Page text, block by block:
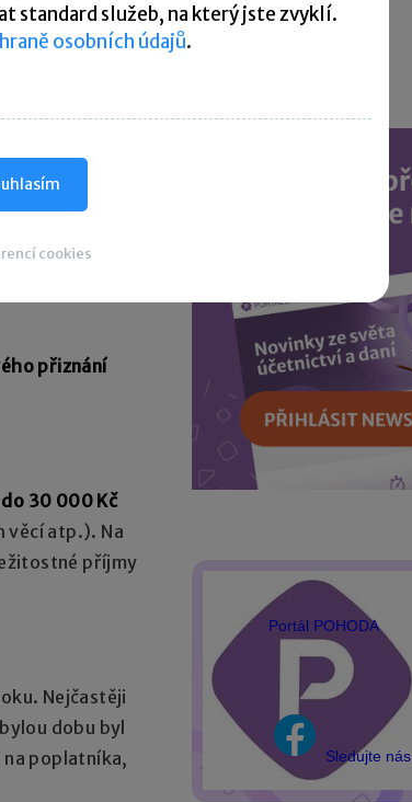
využije
§ 239
pak
přiznání
30 000 Kč
atp.). Na
příjmy
Nejčastěji
dobu byl
poplatníka,
Portál POHODA
Sledujte nás
standard služeb, na který jste zvyklí.
osobních údajů.
cookies